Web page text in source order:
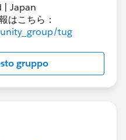
| Japan
はこちら：
tug
gruppo